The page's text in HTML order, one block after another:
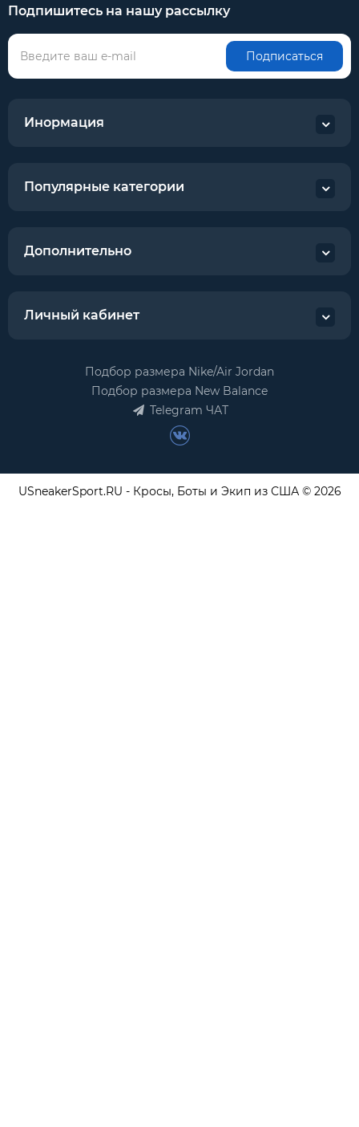
Подпишитесь на нашу рассылку
Подписаться
Инормация
Популярные категории
Дополнительно
Личный кабинет
Подбор размера Nike/Air Jordan
Подбор размера New Balance
Telegram ЧАТ
USneakerSport.RU - Кросы, Боты и Экип из США © 2026